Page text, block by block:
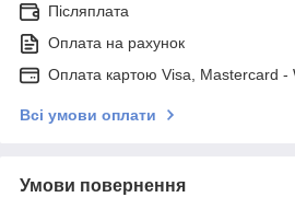
Післяплата
Оплата на рахунок
Оплата картою Visa, Mastercard -
Всі умови оплати
Умови повернення